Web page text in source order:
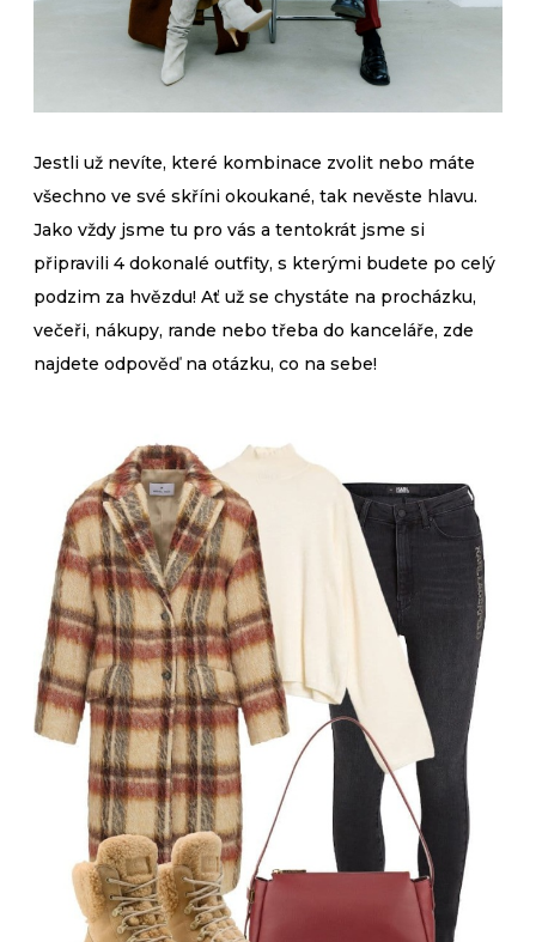
Jestli už nevíte, které kombinace zvolit nebo máte
všechno ve své skříni okoukané, tak nevěste hlavu.
Jako vždy jsme tu pro vás a tentokrát jsme si
připravili 4 dokonalé outfity, s kterými budete po celý
podzim za hvězdu! Ať už se chystáte na procházku,
večeři, nákupy, rande nebo třeba do kanceláře, zde
najdete odpověď na otázku, co na sebe!